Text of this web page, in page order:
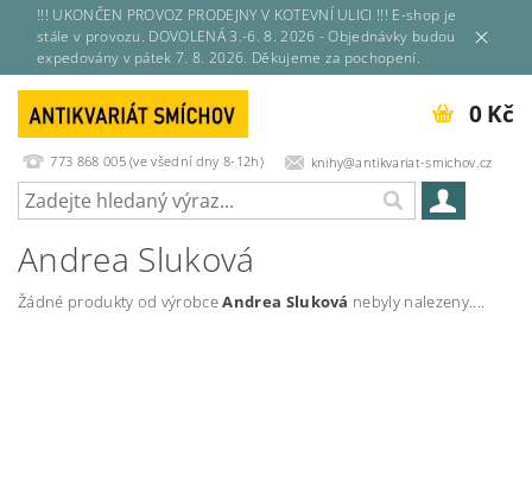
!!! UKONČEN PROVOZ PRODEJNY V KOTEVNÍ ULICI !!! E-shop je
stále v provozu. DOVOLENÁ 3.-6. 8. 2026 - Objednávky budou
expedovány v pátek 7. 8. 2026. Děkujeme za pochopení.
773 868 005 (ve všední dny 8-12h) knihy@antikvariat-smichov.cz
0 Kč
Andrea Sluková
Žádné produkty od výrobceAndrea Sluková nebyly nalezeny....